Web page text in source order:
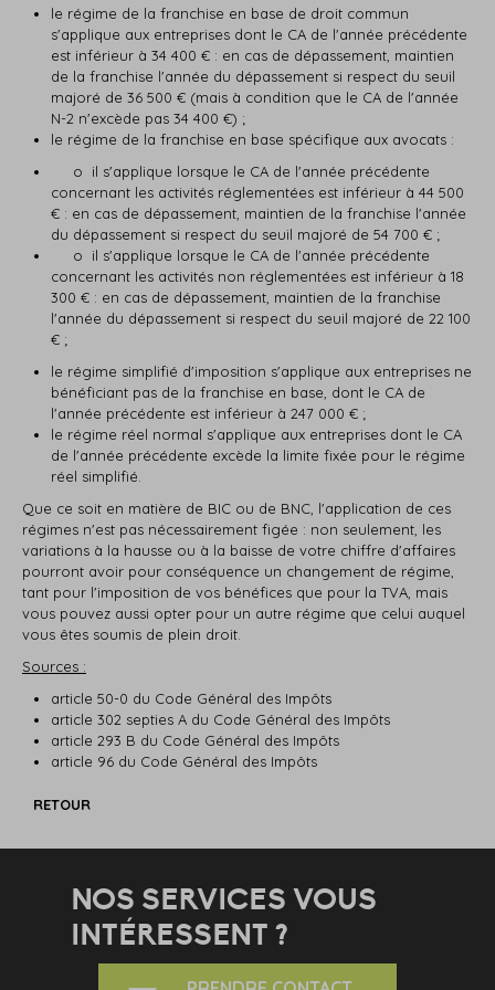
le régime de la franchise en base de droit commun
s'applique aux entreprises dont le CA de l'année précédente
est inférieur à 34 400 € : en cas de dépassement, maintien
de la franchise l'année du dépassement si respect du seuil
majoré de 36 500 € (mais à condition que le CA de l'année
N-2 n'excède pas 34 400 €) ;
le régime de la franchise en base spécifique aux avocats :
o il s'applique lorsque le CA de l'année précédente
concernant les activités réglementées est inférieur à 44 500
€ : en cas de dépassement, maintien de la franchise l'année
du dépassement si respect du seuil majoré de 54 700 € ;
o il s'applique lorsque le CA de l'année précédente
concernant les activités non réglementées est inférieur à 18
300 € : en cas de dépassement, maintien de la franchise
l'année du dépassement si respect du seuil majoré de 22 100
€ ;
le régime simplifié d'imposition s'applique aux entreprises ne
bénéficiant pas de la franchise en base, dont le CA de
l'année précédente est inférieur à 247 000 € ;
le régime réel normal s'applique aux entreprises dont le CA
de l'année précédente excède la limite fixée pour le régime
réel simplifié.
Que ce soit en matière de BIC ou de BNC, l'application de ces
régimes n'est pas nécessairement figée : non seulement, les
variations à la hausse ou à la baisse de votre chiffre d'affaires
pourront avoir pour conséquence un changement de régime,
tant pour l'imposition de vos bénéfices que pour la TVA, mais
vous pouvez aussi opter pour un autre régime que celui auquel
vous êtes soumis de plein droit.
Sources :
article 50-0 du Code Général des Impôts
article 302 septies A du Code Général des Impôts
article 293 B du Code Général des Impôts
article 96 du Code Général des Impôts
RETOUR
NOS SERVICES VOUS
INTÉRESSENT ?